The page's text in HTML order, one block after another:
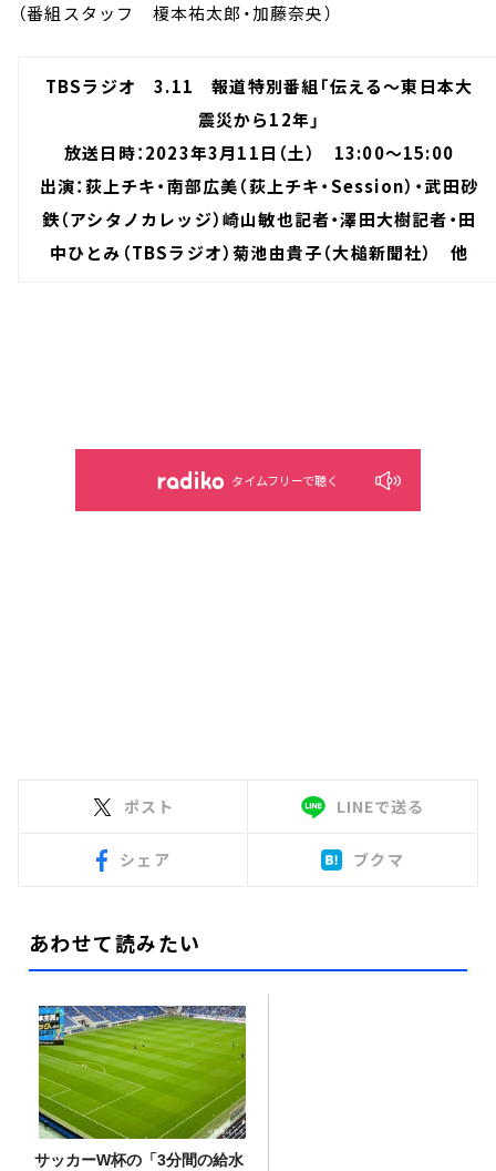
（番組スタッフ 榎本祐太郎・加藤奈央）
TBSラジオ 3.11 報道特別番組「伝える～東日本大
震災から12年」
放送日時：2023年3月11日（土） 13:00～15:00
出演：荻上チキ・南部広美（荻上チキ・Session）・武田砂
鉄（アシタノカレッジ）崎山敏也記者・澤田大樹記者・田
中ひとみ（TBSラジオ）菊池由貴子（大槌新聞社） 他
タイムフリーで聴く
ポスト LINEで送る
シェア ブクマ
あわせて読みたい
サッカーW杯の「3分間の給水